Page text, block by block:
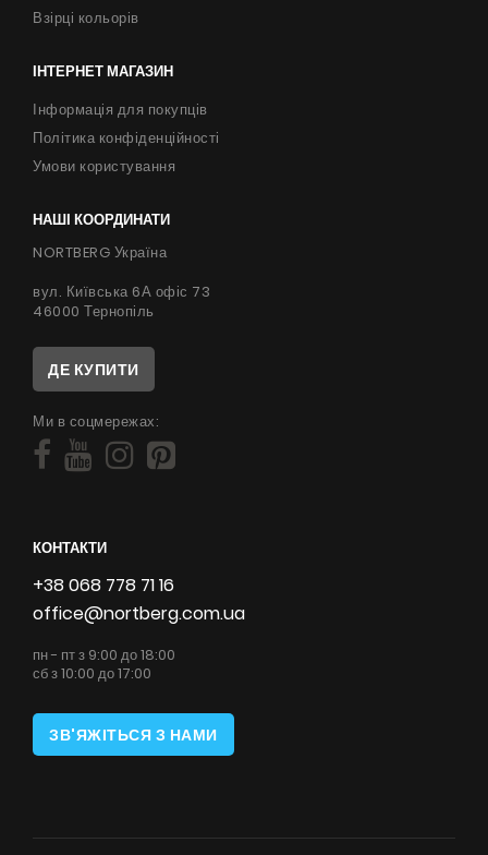
Взірці кольорів
ІНТЕРНЕТ МАГАЗИН
Інформація для покупців
Політика конфіденційності
Умови користування
НАШІ КООРДИНАТИ
NORTBERG Україна
вул. Київська 6А офіс 73
46000 Тернопіль
ДЕ КУПИТИ
Ми в соцмережах:
КОНТАКТИ
+38 068 778 71 16
office@nortberg.com.ua
пн - пт з 9:00 до 18:00
сб з 10:00 до 17:00
ЗВ'ЯЖІТЬСЯ З НАМИ